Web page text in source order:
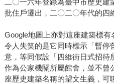
二〇一六年登錄為臺中市歷史
批住戶遷出，二〇二〇年代的四
Google地圖上亦對這座建築標有
令人失笑的是它同時標示「暫停
意，等同假設「四維街日式招待
作為公家機關所屬館舍，並不曾
座歷史建築名稱的望文生義，可